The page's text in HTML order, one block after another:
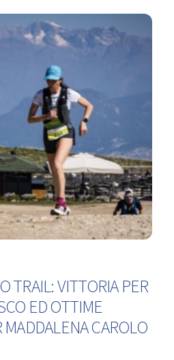
TRAIL: VITTORIA PER
ED OTTIME
CAROLO